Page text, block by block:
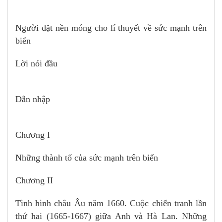
Người đặt nền móng cho lí thuyết về sức mạnh trên
biển
Lời nói đầu
Dẫn nhập
Chương I
Những thành tố của sức mạnh trên biển
Chương II
Tình hình châu Âu năm 1660. Cuộc chiến tranh lần
thứ hai (1665-1667) giữa Anh và Hà Lan. Những